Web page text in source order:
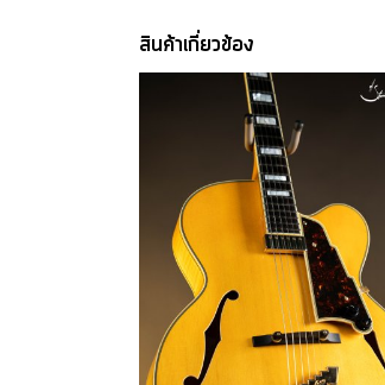
สินค้าเกี่ยวข้อง